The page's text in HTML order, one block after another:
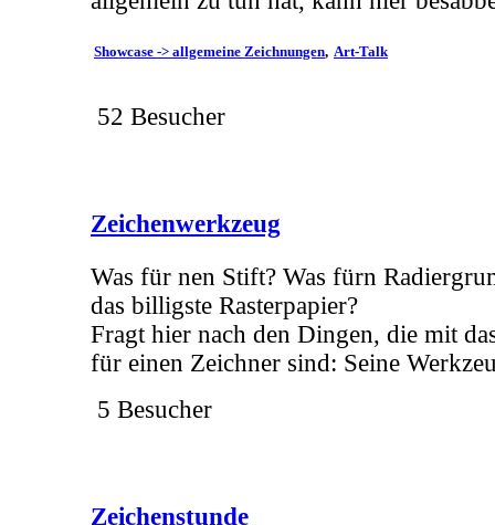
Showcase -> allgemeine Zeichnungen Art-Talk
52 Besucher
Zeichenwerkzeug
Was für nen Stift? Was fürn
das billigste Rasterpapier?
Fragt hier nach den Dingen, die mit
für einen Zeichner sind: Seine
5 Besucher
Zeichenstunde